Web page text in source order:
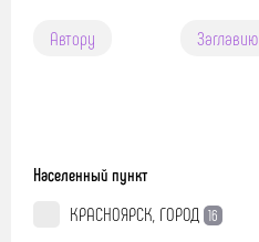
Автору Заглавию
Населенный пункт
КРАСНОЯРСК, ГОРОД 16